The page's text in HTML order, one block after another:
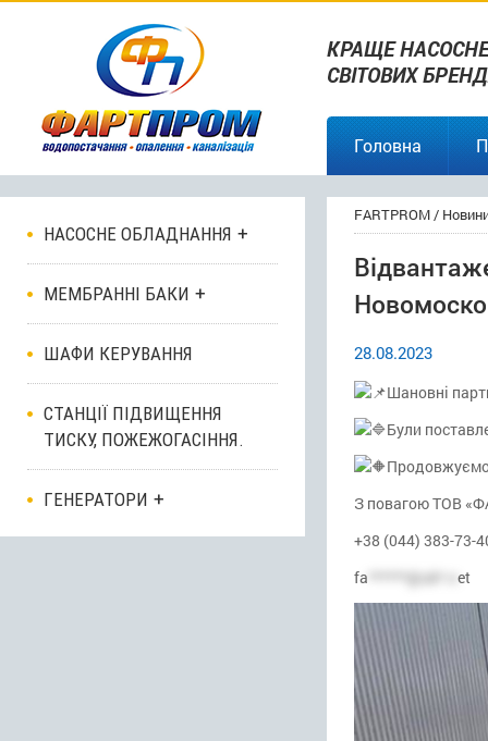
КРАЩЕ
СВІТОВИХ
Головна
НАСОСНЕ ОБЛАДНАННЯ
МЕМБРАННІ БАКИ
ШАФИ КЕРУВАННЯ
СТАНЦІЇ ПІДВИЩЕННЯ
ТИСКУ, ПОЖЕЖОГАСІННЯ.
ГЕНЕРАТОРИ
FARTPROM/
28.08.2023
Шановні
Були
З повагою ТОВ
+38 (044) 383-73-
fa ******@uk*.n et